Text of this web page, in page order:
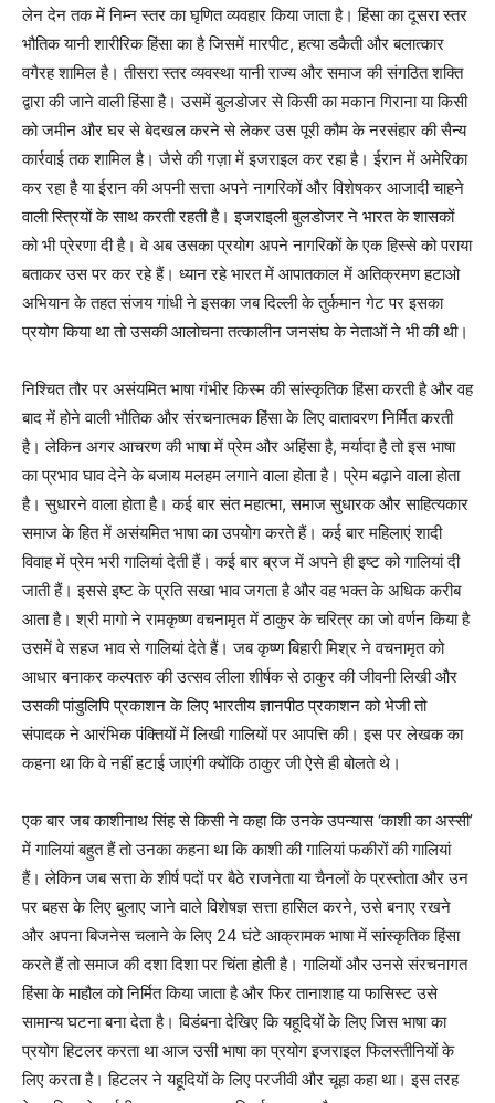
लेन देन तक में निम्न स्तर का घृणित व्यवहार किया जाता है। हिंसा का दूसरा स्तर
भौतिक यानी शारीरिक हिंसा का है जिसमें मारपीट, हत्या डकैती और बलात्कार
वगैरह शामिल है। तीसरा स्तर व्यवस्था यानी राज्य और समाज की संगठित शक्ति
द्वारा की जाने वाली हिंसा है। उसमें बुलडोजर से किसी का मकान गिराना या किसी
को जमीन और घर से बेदखल करने से लेकर उस पूरी कौम के नरसंहार की सैन्य
कार्रवाई तक शामिल है। जैसे की गज़ा में इजराइल कर रहा है। ईरान में अमेरिका
कर रहा है या ईरान की अपनी सत्ता अपने नागरिकों और विशेषकर आजादी चाहने
वाली स्त्रियों के साथ करती रहती है। इजराइली बुलडोजर ने भारत के शासकों
को भी प्रेरणा दी है। वे अब उसका प्रयोग अपने नागरिकों के एक हिस्से को पराया
बताकर उस पर कर रहे हैं। ध्यान रहे भारत में आपातकाल में अतिक्रमण हटाओ
अभियान के तहत संजय गांधी ने इसका जब दिल्ली के तुर्कमान गेट पर इसका
प्रयोग किया था तो उसकी आलोचना तत्कालीन जनसंघ के नेताओं ने भी की थी।
निश्चित तौर पर असंयमित भाषा गंभीर किस्म की सांस्कृतिक हिंसा करती है और वह
बाद में होने वाली भौतिक और संरचनात्मक हिंसा के लिए वातावरण निर्मित करती
है। लेकिन अगर आचरण की भाषा में प्रेम और अहिंसा है, मर्यादा है तो इस भाषा
का प्रभाव घाव देने के बजाय मलहम लगाने वाला होता है। प्रेम बढ़ाने वाला होता
है। सुधारने वाला होता है। कई बार संत महात्मा, समाज सुधारक और साहित्यकार
समाज के हित में असंयमित भाषा का उपयोग करते हैं। कई बार महिलाएं शादी
विवाह में प्रेम भरी गालियां देती हैं। कई बार ब्रज में अपने ही इष्ट को गालियां दी
जाती हैं। इससे इष्ट के प्रति सखा भाव जगता है और वह भक्त के अधिक करीब
आता है। श्री मागो ने रामकृष्ण वचनामृत में ठाकुर के चरित्र का जो वर्णन किया है
उसमें वे सहज भाव से गालियां देते हैं। जब कृष्ण बिहारी मिश्र ने वचनामृत को
आधार बनाकर कल्पतरु की उत्सव लीला शीर्षक से ठाकुर की जीवनी लिखी और
उसकी पांडुलिपि प्रकाशन के लिए भारतीय ज्ञानपीठ प्रकाशन को भेजी तो
संपादक ने आरंभिक पंक्तियों में लिखी गालियों पर आपत्ति की। इस पर लेखक का
कहना था कि वे नहीं हटाई जाएंगी क्योंकि ठाकुर जी ऐसे ही बोलते थे।
एक बार जब काशीनाथ सिंह से किसी ने कहा कि उनके उपन्यास ‘काशी का अस्सी’
में गालियां बहुत हैं तो उनका कहना था कि काशी की गालियां फकीरों की गालियां
हैं। लेकिन जब सत्ता के शीर्ष पदों पर बैठे राजनेता या चैनलों के प्रस्तोता और उन
पर बहस के लिए बुलाए जाने वाले विशेषज्ञ सत्ता हासिल करने, उसे बनाए रखने
और अपना बिजनेस चलाने के लिए 24 घंटे आक्रामक भाषा में सांस्कृतिक हिंसा
करते हैं तो समाज की दशा दिशा पर चिंता होती है। गालियों और उनसे संरचनागत
हिंसा के माहौल को निर्मित किया जाता है और फिर तानाशाह या फासिस्ट उसे
सामान्य घटना बना देता है। विडंबना देखिए कि यहूदियों के लिए जिस भाषा का
प्रयोग हिटलर करता था आज उसी भाषा का प्रयोग इजराइल फिलस्तीनियों के
लिए करता है। हिटलर ने यहूदियों के लिए परजीवी और चूहा कहा था। इस तरह